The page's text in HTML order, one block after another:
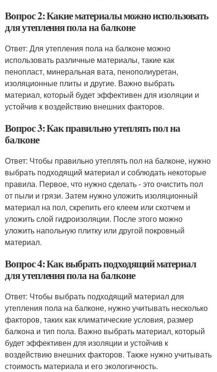
Вопрос 2: Какие материалы можно использовать
для утепления пола на балконе
Ответ: Для утепления пола на балконе можно
использовать различные материалы, такие как
пенопласт, минеральная вата, пенополиуретан,
изоляционные плиты и другие. Важно выбрать
материал, который будет эффективен для изоляции и
устойчив к воздействию внешних факторов.
Вопрос 3: Как правильно утеплять пол на
балконе
Ответ: Чтобы правильно утеплять пол на балконе, нужно
выбрать подходящий материал и соблюдать некоторые
правила. Первое, что нужно сделать - это очистить пол
от пыли и грязи. Затем нужно уложить изоляционный
материал на пол, скрепить его клеем или скотчем и
уложить слой гидроизоляции. После этого можно
уложить напольную плитку или другой покровный
материал.
Вопрос 4: Как выбрать подходящий материал
для утепления пола на балконе
Ответ: Чтобы выбрать подходящий материал для
утепления пола на балконе, нужно учитывать несколько
факторов, таких как климатические условия, размер
балкона и тип пола. Важно выбрать материал, который
будет эффективен для изоляции и устойчив к
воздействию внешних факторов. Также нужно учитывать
стоимость материала и его экологичность.